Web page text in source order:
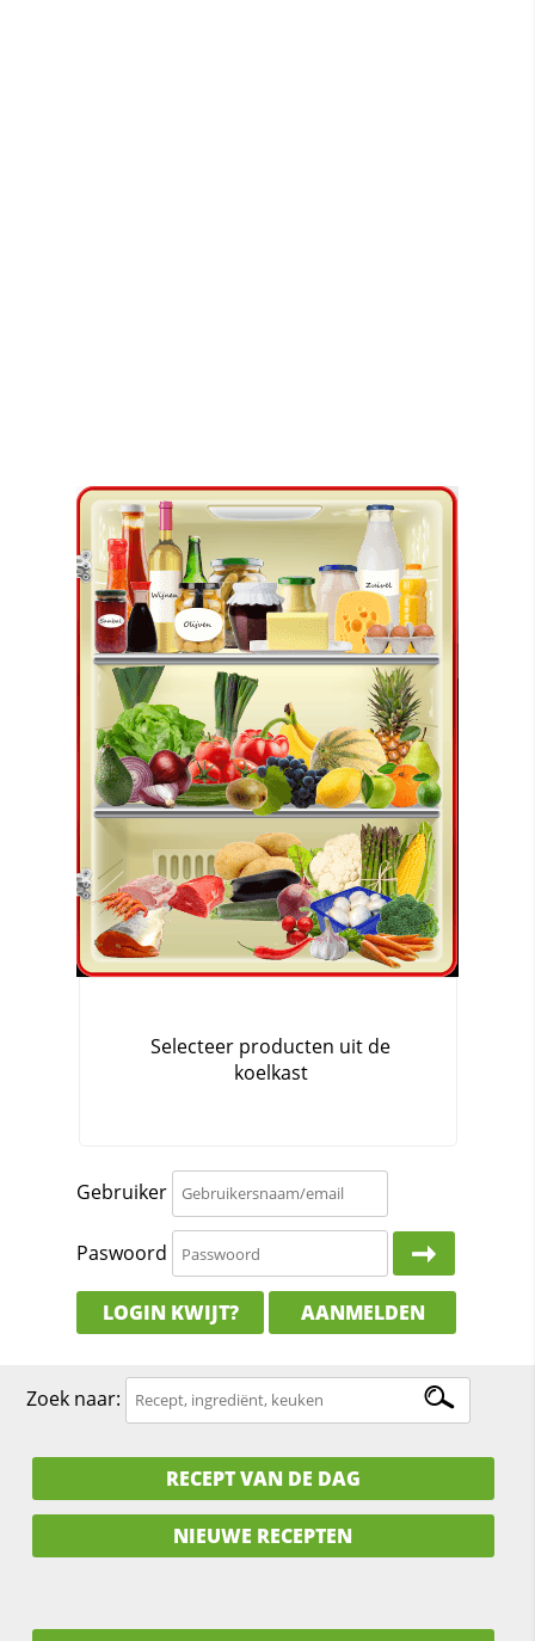
Gebruiker
Paswoord
LOGIN KWIJT? AANMELDEN
Zoek naar:
RECEPT VAN DE DAG
NIEUWE RECEPTEN